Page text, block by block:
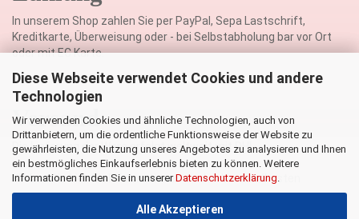
Diese Webseite verwendet Cookies und andere
Technologien
Wir verwenden Cookies und ähnliche Technologien, auch von
Drittanbietern, um die ordentliche Funktionsweise der Website zu
gewährleisten, die Nutzung unseres Angebotes zu analysieren und Ihnen
ein bestmögliches Einkaufserlebnis bieten zu können. Weitere
Informationen finden Sie in unsererDatenschutzerklärung
Alle Akzeptieren
In unserem Shop zahlen Sie per PayPal, Sepa Lastschrift,
Kreditkarte, Überweisung oder - bei Selbstabholung bar vor Ort
oder mit EC Karte.
Versand
Die Lieferung der Ware erfolgt weltweit mit DHL
Klicken Sie hier für Informationen zu den Versandkosten